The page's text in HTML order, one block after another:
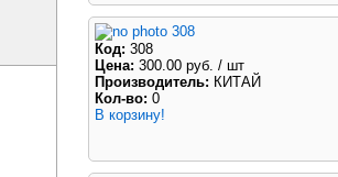
308
Код: 308
Цена: 300.00 руб. / шт
Производитель: КИТАЙ
Кол-во: 0
В корзину!